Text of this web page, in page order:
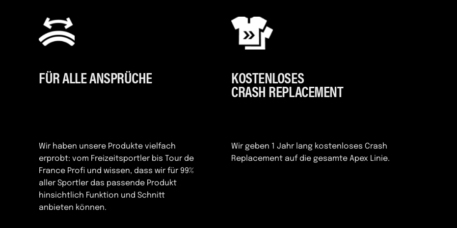
FÜR ALLE ANSPRÜCHE
Wir haben unsere Produkte vielfach
erprobt: vom Freizeitsportler bis Tour de
France Profi und wissen, dass wir für 99%
aller Sportler das passende Produkt
hinsichtlich Funktion und Schnitt
anbieten können.
KOSTENLOSES
CRASH REPLACEMENT
Wir geben 1 Jahr lang kostenloses Crash
Replacement auf die gesamte Apex Linie.